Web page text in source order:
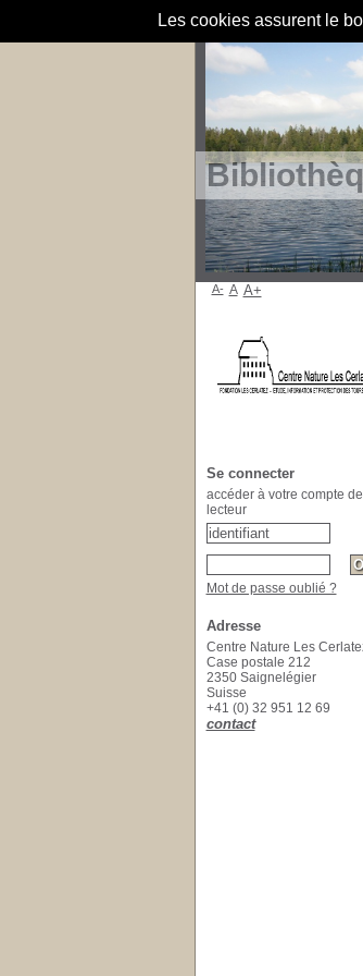
Les cookies assurent le
A- A A+
Se connecter
accéder à votre compte de
lecteur
Mot de passe oublié ?
Adresse
Centre Nature Les
Case postale 212
2350 Saignelégier
Suisse
+41 (0) 32 951 12 69
contact